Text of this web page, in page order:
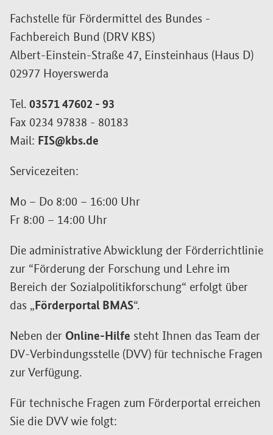
Fachstelle für Fördermittel des Bundes -
Fachbereich Bund (DRV KBS)
Albert-Einstein-Straße 47, Einsteinhaus (Haus D)
02977 Hoyerswerda
Tel. 03571 47602 - 93
Fax 0234 97838 - 80183
Mail: FIS@kbs.de
Servicezeiten:
Mo – Do 8:00 – 16:00 Uhr
Fr 8:00 – 14:00 Uhr
Die administrative Abwicklung der Förderrichtlinie
zur “Förderung der Forschung und Lehre im
Bereich der Sozialpolitikforschung“ erfolgt über
das „Förderportal BMAS“.
Neben der Online-Hilfe steht Ihnen das Team der
DV-Verbindungsstelle (DVV) für technische Fragen
zur Verfügung.
Für technische Fragen zum Förderportal erreichen
Sie die DVV wie folgt: